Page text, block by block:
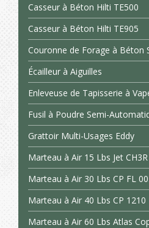
Casseur à Béton Hilti TE500
Casseur à Béton Hilti TE905
Couronne de Forage à Béton
Écailleur à Aiguilles
Enleveuse de Tapisserie à
Fusil à Poudre Semi-
Grattoir Multi-Usages Eddy
Marteau à Air 15 Lbs Jet CH3R
Marteau à Air 30 Lbs CP FL
Marteau à Air 40 Lbs CP 1210
Marteau à Air 60 Lbs Atlas